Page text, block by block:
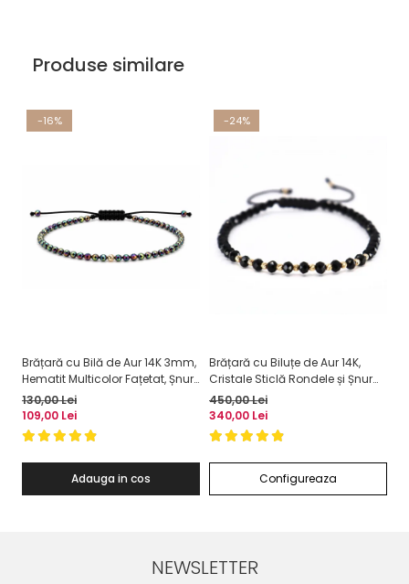
Produse similare
-16%
Brățară cu Bilă de Aur 14K 3mm,
Hematit Multicolor Fațetat, Șnur
Reglabil
130,00 Lei
109,00 Lei
Adauga in cos
-24%
Brățară cu Biluțe de Aur 14K,
Cristale Sticlă Rondele și Șnur
Reglabil
450,00 Lei
340,00 Lei
Configureaza
NEWSLETTER